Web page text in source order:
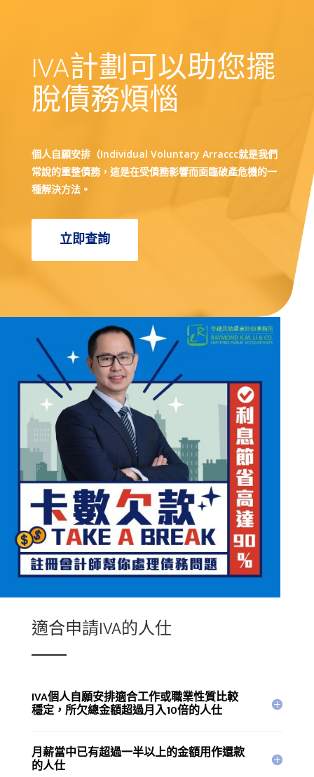
IVA計劃可以助您擺
脫債務煩惱
個人自願安排（Individual Voluntary Arraccc就是我們
常說的重整債務，這是在受債務影響而面臨破產危機的一
種解決方法。
立即查詢
適合申請IVA的人仕
IVA個人自願安排適合工作或職業性質比較
穩定，所欠總金額超過月入10倍的人仕
月薪當中已有超過一半以上的金額用作還款
的人仕